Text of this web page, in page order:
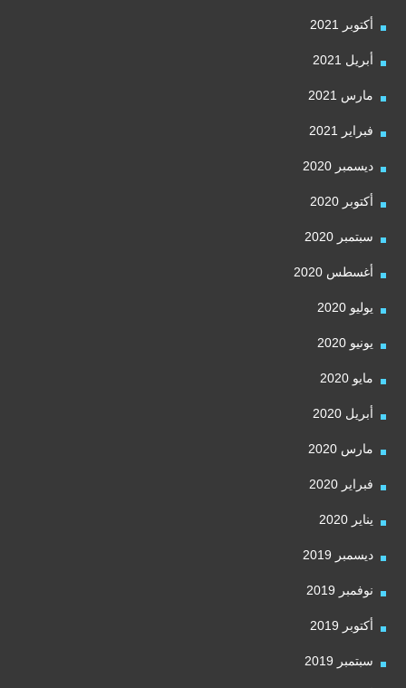
أكتوبر 2021
أبريل 2021
مارس 2021
فبراير 2021
ديسمبر 2020
أكتوبر 2020
سبتمبر 2020
أغسطس 2020
يوليو 2020
يونيو 2020
مايو 2020
أبريل 2020
مارس 2020
فبراير 2020
يناير 2020
ديسمبر 2019
نوفمبر 2019
أكتوبر 2019
سبتمبر 2019